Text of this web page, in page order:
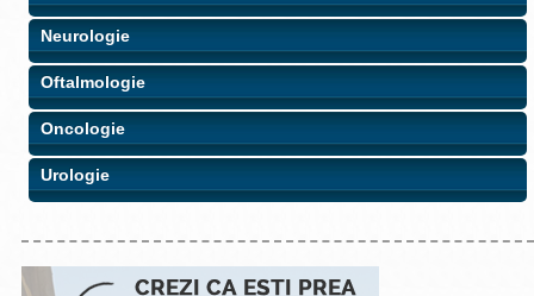
Neurologie
Oftalmologie
Oncologie
Urologie